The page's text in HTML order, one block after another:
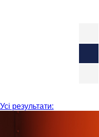
Усі результати: